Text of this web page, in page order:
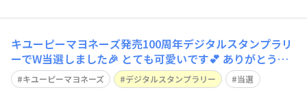
キユーピーマヨネーズ発売100周年デジタルスタンプラリ
ーでW当選しました🎉 とても可愛いです💕 ありがとうご
ざいました(ᴗ͈ˬᴗ͈)ꕤ.ﾟ🌈✨
キユーピーマヨネーズ デジタルスタンプラリー 当選